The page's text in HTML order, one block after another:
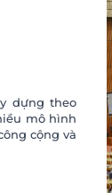
dựng theo
mô hình
cộng và